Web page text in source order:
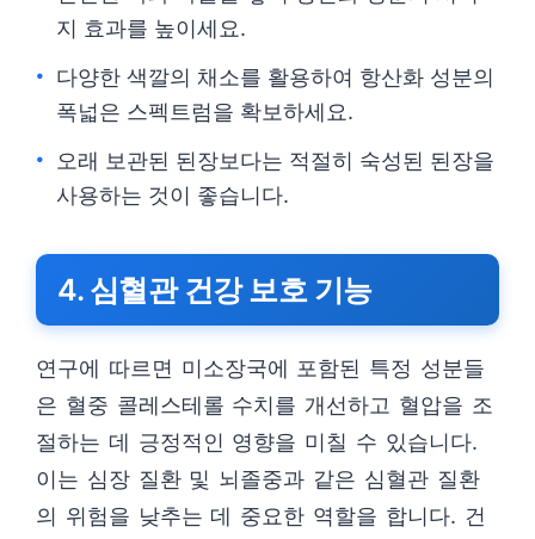
지 효과를 높이세요.
다양한 색깔의 채소를 활용하여 항산화 성분의
폭넓은 스펙트럼을 확보하세요.
오래 보관된 된장보다는 적절히 숙성된 된장을
사용하는 것이 좋습니다.
4. 심혈관 건강 보호 기능
연구에 따르면 미소장국에 포함된 특정 성분들
은 혈중 콜레스테롤 수치를 개선하고 혈압을 조
절하는 데 긍정적인 영향을 미칠 수 있습니다.
이는 심장 질환 및 뇌졸중과 같은 심혈관 질환
의 위험을 낮추는 데 중요한 역할을 합니다. 건